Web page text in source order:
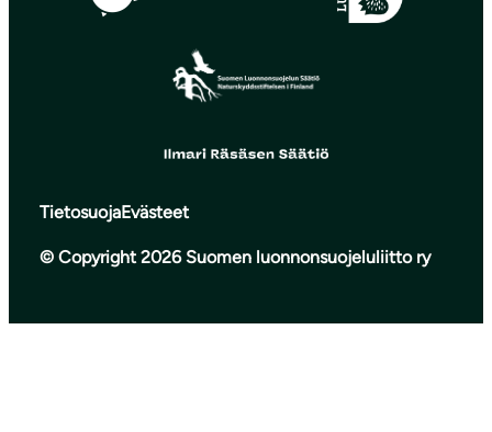
TietosuojaEvästeet
© Copyright 2026 Suomen luonnonsuojeluliitto ry